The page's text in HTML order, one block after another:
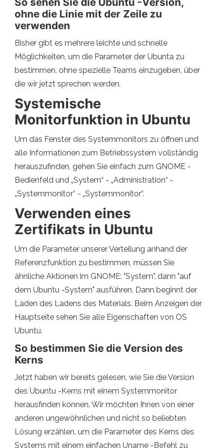
ohne die Linie mit der Zeile zu
verwenden
Bisher gibt es mehrere leichte und schnelle
Möglichkeiten, um die Parameter der Ubunta zu
bestimmen, ohne spezielle Teams einzugeben, über
die wir jetzt sprechen werden.
Systemische
Monitorfunktion in Ubuntu
Um das Fenster des Systemmonitors zu öffnen und
alle Informationen zum Betriebssystem vollständig
herauszufinden, gehen Sie einfach zum GNOME -
Bedienfeld und „System“ - „Administration“ -
„Systemmonitor“ - „Systemmonitor“.
Verwenden eines
Zertifikats in Ubuntu
Um die Parameter unserer Verteilung anhand der
Referenzfunktion zu bestimmen, müssen Sie
ähnliche Aktionen im GNOME: "System", dann "auf
dem Ubuntu -System" ausführen. Dann beginnt der
Laden des Ladens des Materials. Beim Anzeigen der
Hauptseite sehen Sie alle Eigenschaften von OS
Ubuntu.
So bestimmen Sie die Version des
Kerns
Jetzt haben wir bereits gelesen, wie Sie die Version
des Ubuntu -Kerns mit einem Systemmonitor
herausfinden können. Wir möchten Ihnen von einer
anderen ungewöhnlichen und nicht so beliebten
Lösung erzählen, um die Parameter des Kerns des
Systems mit einem einfachen Uname -Befehl zu